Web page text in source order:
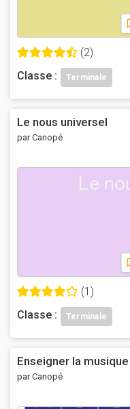
(2)
Classe :
Terminale
Le nous universel
par Canopé
(1)
Classe :
Terminale
Enseigner la musique
par Canopé